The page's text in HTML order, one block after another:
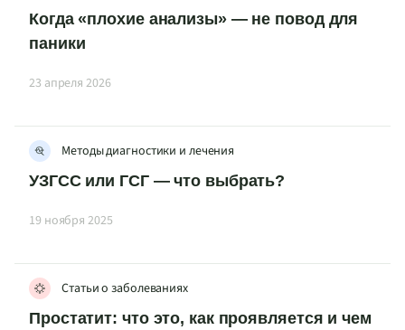
Когда «плохие анализы» — не повод для
паники
23 апреля 2026
Методы диагностики и лечения
УЗГСС или ГСГ — что выбрать?
19 ноября 2025
Статьи о заболеваниях
Простатит: что это, как проявляется и чем